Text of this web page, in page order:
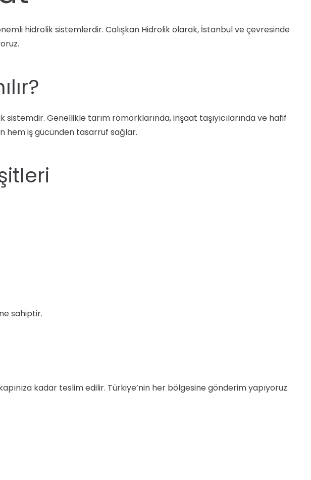
hidrolik sistemlerdir. Calışkan Hidrolik olarak, İstanbul ve çevresinde
Genellikle tarım römorklarında, inşaat taşıyıcılarında ve hafif
hem iş gücünden tasarruf sağlar.
sahiptir.
kadar teslim edilir. Türkiye’nin her bölgesine gönderim yapıyoruz.